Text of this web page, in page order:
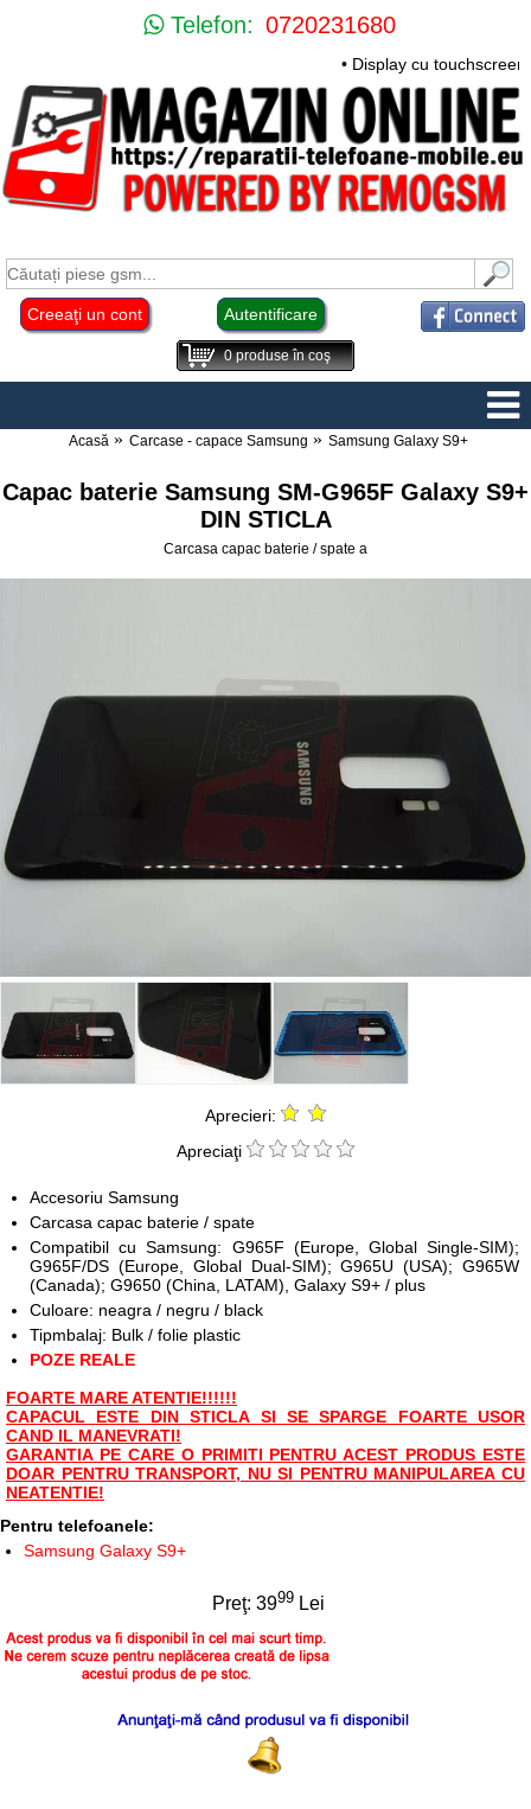
Telefon: 0720231680
• Display cu
Creeaţi un cont Autentificare
0produse în coş
Acasă Carcase - capace Samsung Samsung Galaxy S9+
Capac baterie Samsung SM-G965F Galaxy S9+
DIN STICLA
Carcasa capac baterie / spate a
Aprecieri:
Apreciaţi
Accesoriu Samsung
Carcasa capac baterie / spate
Compatibil cu Samsung: G965F (Europe, Global Single-SIM);
G965F/DS (Europe, Global Dual-SIM); G965U (USA); G965W
(Canada); G9650 (China, LATAM), Galaxy S9+ / plus
Culoare: neagra / negru / black
Tipmbalaj: Bulk / folie plastic
POZE REALE
FOARTE MARE ATENTIE!!!!!!
CAPACUL ESTE DIN STICLA SI SE SPARGE FOARTE USOR
CAND IL MANEVRATI!
GARANTIA PE CARE O PRIMITI PENTRU ACEST PRODUS ESTE
DOAR PENTRU TRANSPORT, NU SI PENTRU MANIPULAREA CU
NEATENTIE!
Pentru telefoanele:
Samsung Galaxy S9+
Preţ: 3999 Lei